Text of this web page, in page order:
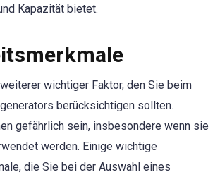
Kapazität bietet.
wichtiger Faktor, den Sie beim
berücksichtigen sollten.
gefährlich sein, insbesondere wenn sie
werden. Einige wichtige
die Sie bei der Auswahl eines